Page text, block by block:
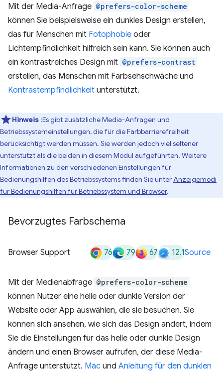
Mit der Media-Anfrage @prefers-color-scheme
können Sie beispielsweise ein dunkles Design erstellen,
das für Menschen mit Fotophobie oder
Lichtempfindlichkeit hilfreich sein kann. Sie können auch
ein kontrastreiches Design mit @prefers-contrast
erstellen, das Menschen mit Farbsehschwäche und
Kontrastempfindlichkeit unterstützt.
Hinweis :Es gibt zusätzliche Media-Anfragen und
Betriebssystemeinstellungen, die für die Farbbarrierefreiheit
berücksichtigt werden müssen. Sie werden jedoch viel seltener
unterstützt als die beiden in diesem Modul aufgeführten. Weitere
Informationen zu den verschiedenen Einstellungen für
Bedienungshilfen des Betriebssystems finden Sie unterAnzeigemodi
für Bedienungshilfen für Betriebssystem und Browser.
Bevorzugtes Farbschema
Browser Support 76 79 67 12.1Source
Mit der Medienabfrage @prefers-color-scheme
können Nutzer eine helle oder dunkle Version der
Website oder App auswählen, die sie besuchen. Sie
können sich ansehen, wie sich das Design ändert, indem
Sie die Einstellungen für das helle oder dunkle Design
ändern und einen Browser aufrufen, der diese Media-
Anfrage unterstützt. Mac und Anleitung für den dunklen